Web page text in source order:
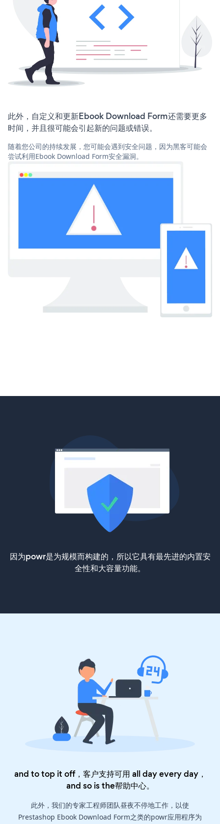
此外，自定义和更新Ebook Download Form还需要更多
时间，并且很可能会引起新的问题或错误。
随着您公司的持续发展，您可能会遇到安全问题，因为黑客可能会
尝试利用Ebook Download Form安全漏洞。
因为powr是为规模而构建的，所以它具有最先进的内置安
全性和大容量功能。
and to top it off，客户支持可用 all day every day，
and so is the帮助中心。
此外，我们的专家工程师团队昼夜不停地工作，以使
Prestashop Ebook Download Form之类的powr应用程序为